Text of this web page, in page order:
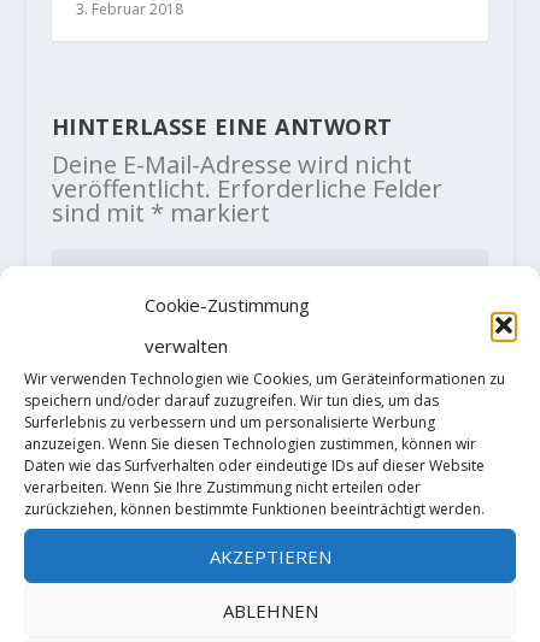
Cookie-Zustimmung
verwalten
Wir verwenden Technologien wie Cookies, um Geräteinformationen zu
speichern und/oder darauf zuzugreifen. Wir tun dies, um das
Surferlebnis zu verbessern und um personalisierte Werbung
anzuzeigen. Wenn Sie diesen Technologien zustimmen, können wir
Daten wie das Surfverhalten oder eindeutige IDs auf dieser Website
verarbeiten. Wenn Sie Ihre Zustimmung nicht erteilen oder
zurückziehen, können bestimmte Funktionen beeinträchtigt werden.
AKZEPTIEREN
ABLEHNEN
3. Februar 2018
HINTERLASSE EINE ANTWORT
Deine E-Mail-Adresse wird nicht
veröffentlicht. Erforderliche Felder
sind mit * markiert